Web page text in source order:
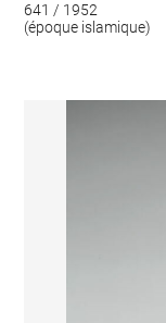
641 / 1952
(époque islamique)